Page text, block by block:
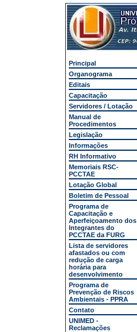
Principal
Organograma
Editais
Capacitação
Servidores / Lotação
Manual de
Procedimentos
Legislação
Informações
RH Informativo
Memoriais RSC-
PCCTAE
Lotação Global
Boletim de Pessoal
Programa de
Capacitação e
Aperfeiçoamento dos
Integrantes do
PCCTAE da FURG
Lista de servidores
afastados ou com
redução de carga
horária para
desenvolvimento
Programa de
Prevenção de Riscos
Ambientais - PPRA
Contato
UNIMED -
Reclamações